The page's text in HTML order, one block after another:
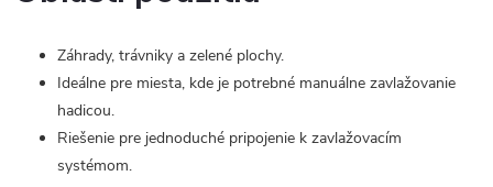
Záhrady, trávniky a zelené plochy.
Ideálne pre miesta, kde je potrebné manuálne zavlažovanie
hadicou.
Riešenie pre jednoduché pripojenie k zavlažovacím
systémom.